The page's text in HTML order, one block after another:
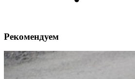
Рекомендуем